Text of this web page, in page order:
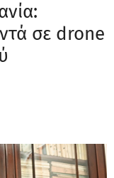
σε drone